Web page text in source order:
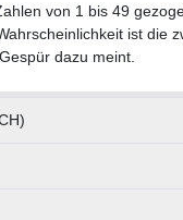
von 1 bis 49
ist die
dazu meint.